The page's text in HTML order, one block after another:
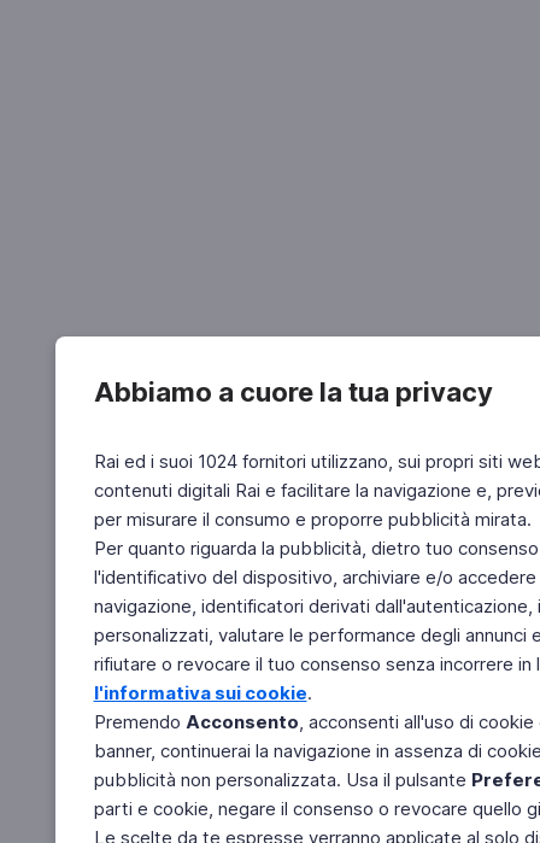
Abbiamo a cuore la tua privacy
Rai ed i suoi 1024 fornitori utilizzano, sui propri siti
contenuti digitali Rai e facilitare la navigazione e,
per misurare il consumo e proporre pubblicità mirata.
Per quanto riguarda la pubblicità, dietro tuo
l'identificativo del dispositivo, archiviare e/o
navigazione, identificatori derivati
personalizzati, valutare le performance degli
rifiutare o revocare il tuo consenso senza incorrere
l'informativa sui cookie.
Premendo Acconsento, acconsenti all'uso di
banner, continuerai la navigazione in assenza di
pubblicità non personalizzata. Usa il pulsante
parti e cookie, negare il consenso o revocare quello
Le scelte da te espresse verranno applicate al solo